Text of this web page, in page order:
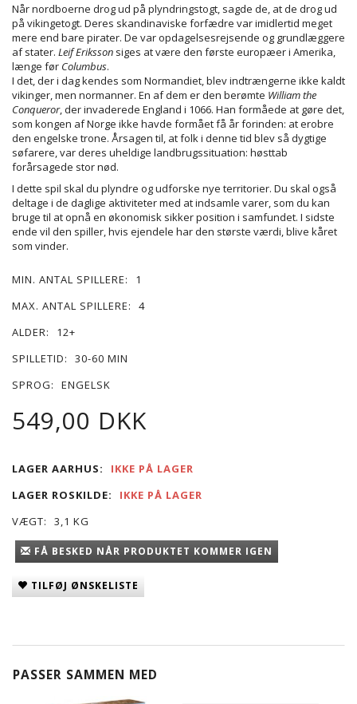
Når nordboerne drog ud på plyndringstogt, sagde de, at de drog ud
på vikingetogt. Deres skandinaviske forfædre var imidlertid meget
mere end bare pirater. De var opdagelsesrejsende og grundlæggere
af stater. Leif Eriksson siges at være den første europæer i Amerika,
længe før Columbus.
I det, der i dag kendes som Normandiet, blev indtrængerne ikke kaldt
vikinger, men normanner. En af dem er den berømte William the
Conqueror, der invaderede England i 1066. Han formåede at gøre det,
som kongen af Norge ikke havde formået få år forinden: at erobre
den engelske trone. Årsagen til, at folk i denne tid blev så dygtige
søfarere, var deres uheldige landbrugssituation: høsttab
forårsagede stor nød.
I dette spil skal du plyndre og udforske nye territorier. Du skal også
deltage i de daglige aktiviteter med at indsamle varer, som du kan
bruge til at opnå en økonomisk sikker position i samfundet. I sidste
ende vil den spiller, hvis ejendele har den største værdi, blive kåret
som vinder.
MIN. ANTAL SPILLERE:
1
MAX. ANTAL SPILLERE:
4
ALDER:
12+
SPILLETID:
30-60 MIN
SPROG:
ENGELSK
549,00 DKK
LAGER AARHUS:
IKKE PÅ LAGER
LAGER ROSKILDE:
IKKE PÅ LAGER
VÆGT:
3,1 KG
FÅ BESKED NÅR PRODUKTET KOMMER IGEN
TILFØJ ØNSKELISTE
PASSER SAMMEN MED